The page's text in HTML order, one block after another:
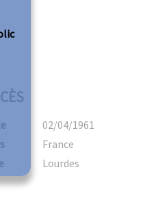
02/04/1961
France
Lourdes